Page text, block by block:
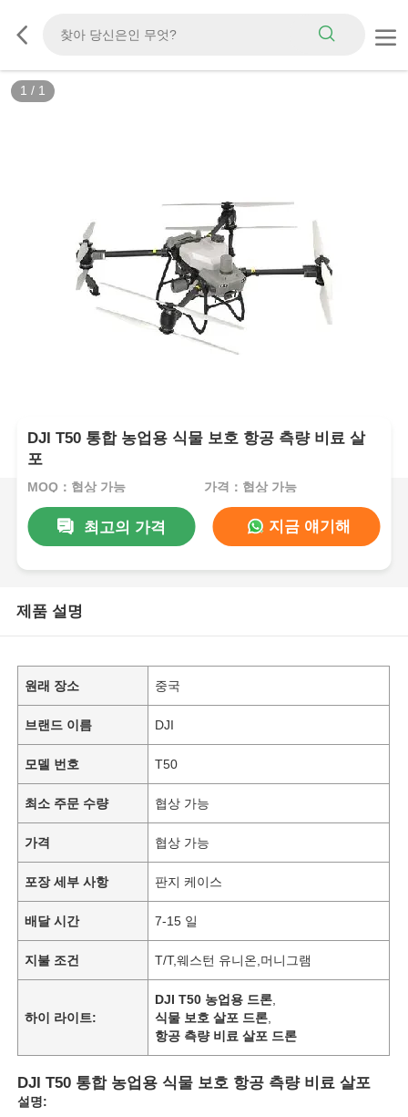
1 / 1
DJI T50 통합 농업용 식물 보호 항공 측량 비료 살
포
MOQ：협상 가능 가격：협상 가능
최고의 가격 지금 얘기해
제품 설명
원래 장소 중국
브랜드 이름 DJI
모델 번호 T50
최소 주문 수량 협상 가능
가격 협상 가능
포장 세부 사항 판지 케이스
배달 시간 7-15 일
지불 조건 T/T,웨스턴 유니온,머니그램
하이 라이트:
DJI T50 농업용 드론
식물 보호 살포 드론
항공 측량 비료 살포 드론
DJI T50 통합 농업용 식물 보호 항공 측량 비료 살포
설명: